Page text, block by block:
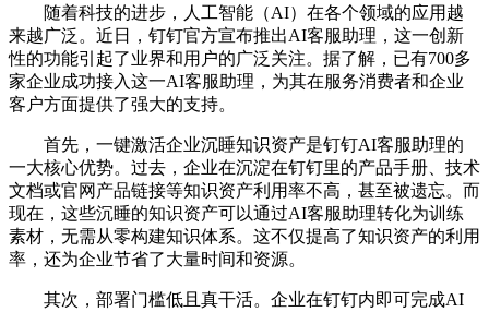
随着科技的进步，人工智能（AI）在各个领域的应用越
来越广泛。近日，钉钉官方宣布推出AI客服助理，这一创新
性的功能引起了业界和用户的广泛关注。据了解，已有700多
家企业成功接入这一AI客服助理，为其在服务消费者和企业
客户方面提供了强大的支持。
首先，一键激活企业沉睡知识资产是钉钉AI客服助理的
一大核心优势。过去，企业在沉淀在钉钉里的产品手册、技术
文档或官网产品链接等知识资产利用率不高，甚至被遗忘。而
现在，这些沉睡的知识资产可以通过AI客服助理转化为训练
素材，无需从零构建知识体系。这不仅提高了知识资产的利用
率，还为企业节省了大量时间和资源。
其次，部署门槛低且真干活。企业在钉钉内即可完成AI